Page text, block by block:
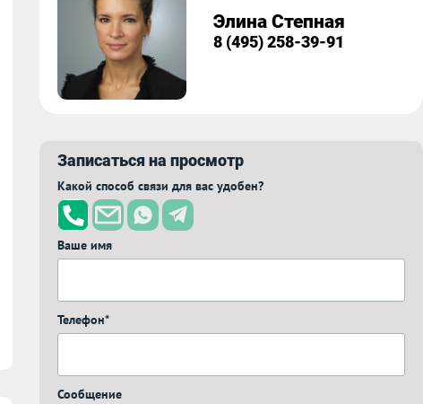
Элина Степная
8 (495) 258-39-91
Записаться на просмотр
Какой способ связи для вас удобен?
Ваше имя
Телефон*
Сообщение